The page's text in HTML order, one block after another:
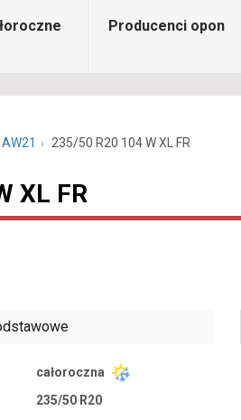
Producenci opon
235/50 R20 104 W XL FR
XL FR
całoroczna
235/50 R20